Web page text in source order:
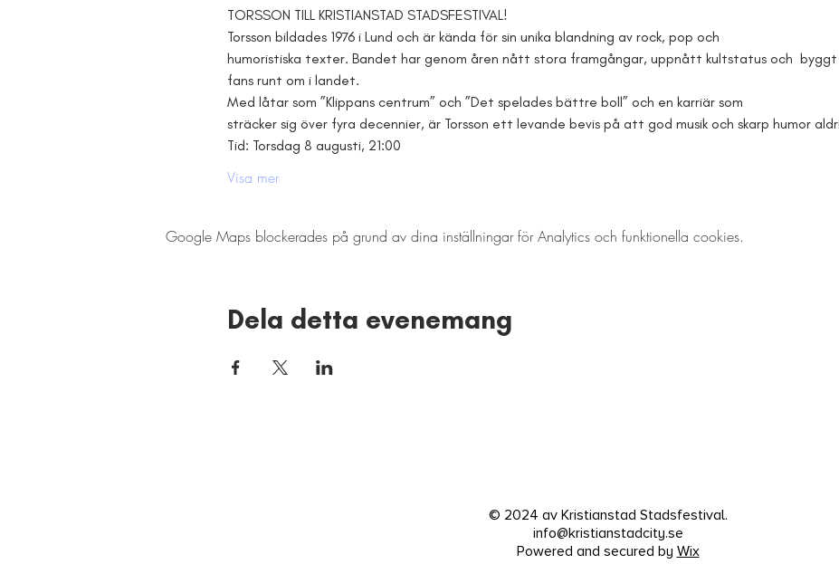
TORSSON TILL KRISTIANSTAD STADSFESTIVAL!
Torsson bildades 1976 i Lund och är kända för sin unika blandning av rock, pop och
humoristiska texter. Bandet har genom åren nått stora framgångar, uppnått kultstatus och
fans runt om i landet.
Med låtar som ”Klippans centrum” och ”Det spelades bättre boll” och en karriär som
sträcker sig över fyra decennier, är Torsson ett levande bevis på att god musik och skarp humor
Tid: Torsdag 8 augusti, 21:00
Visa mer
Google Maps blockerades på grund av dina inställningar för Analytics och funktionella cookies.
Dela detta evenemang
© 2024 av Kristianstad Stadsfestival.
info@kristianstadcity.se
Powered and secured by Wix